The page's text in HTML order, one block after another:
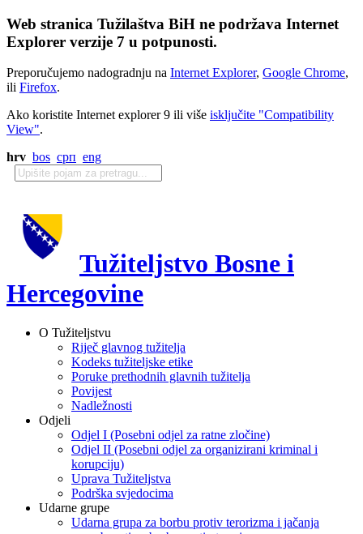
Web stranica Tužilaštva BiH ne podržava Internet
Explorer verzije 7 u potpunosti.
Preporučujemo nadogradnju na Internet Explorer, Google Chrome,
ili Firefox.
Ako koristite Internet explorer 9 ili više isključite "Compatibility
View".
hrv bos срп eng
Tužiteljstvo Bosne i
Hercegovine
O Tužiteljstvu
Riječ glavnog tužitelja
Kodeks tužiteljske etike
Poruke prethodnih glavnih tužitelja
Povijest
Nadležnosti
Odjeli
Odjel I (Posebni odjel za ratne zločine)
Odjel II (Posebni odjel za organizirani kriminal i
korupciju)
Uprava Tužiteljstva
Podrška svjedocima
Udarne grupe
Udarna grupa za borbu protiv terorizma i jačanja